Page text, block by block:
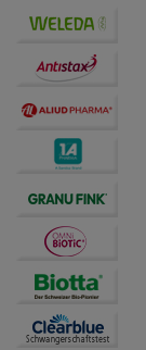
Bitte
Dritte wie
übertragen